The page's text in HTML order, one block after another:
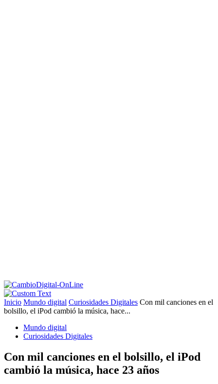
Inicio Mundo digital Curiosidades Digitales Con mil canciones en el
bolsillo, el iPod cambió la música, hace...
Mundo digital
Curiosidades Digitales
Con mil canciones en el bolsillo, el iPod
cambió la música, hace 23 años